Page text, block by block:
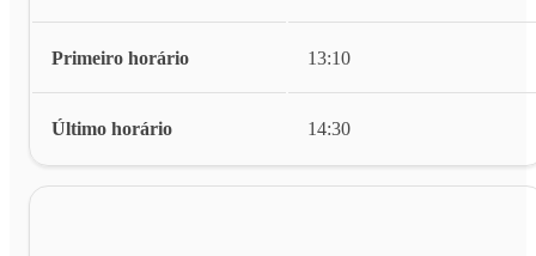
Primeiro horário 13:10
Último horário 14:30